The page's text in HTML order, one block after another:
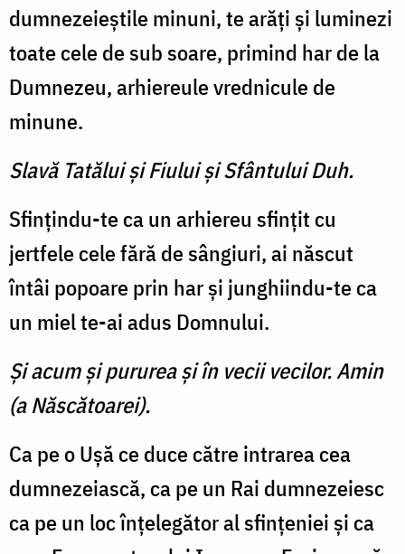
dumnezeieştile minuni, te arăţi şi luminezi
toate cele de sub soare, primind har de la
Dumnezeu, arhiereule vrednicule de
minune.
Slavă Tatălui şi Fiului şi Sfântului Duh.
Sfinţindu-te ca un arhiereu sfinţit cu
jertfele cele fără de sângiuri, ai născut
întâi popoare prin har şi junghiindu-te ca
un miel te-ai adus Domnului.
Şi acum şi pururea şi în vecii vecilor. Amin
(a Născătoarei).
Ca pe o Uşă ce duce către intrarea cea
dumnezeiască, ca pe un Rai dumnezeiesc
ca pe un loc înţelegător al sfinţeniei şi ca